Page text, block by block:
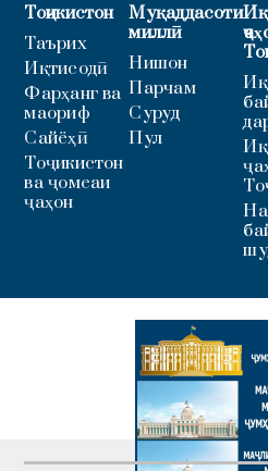
Тоҷикистон
Таърих
Иқтисодӣ
Фарҳанг ва
маориф
Сайёҳӣ
Тоҷикистон
ва ҷомеаи
ҷаҳон
Муқаддасоти
миллӣ
Нишон
Парчам
Суруд
Пул